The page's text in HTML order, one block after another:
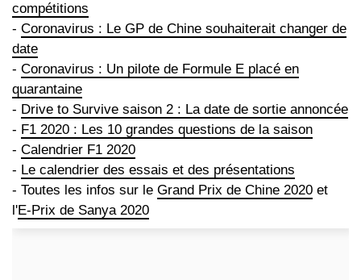
compétitions
- Coronavirus : Le GP de Chine souhaiterait changer de
date
- Coronavirus : Un pilote de Formule E placé en
quarantaine
- Drive to Survive saison 2 : La date de sortie annoncée
- F1 2020 : Les 10 grandes questions de la saison
- Calendrier F1 2020
- Le calendrier des essais et des présentations
- Toutes les infos sur le Grand Prix de Chine 2020 et
l'E-Prix de Sanya 2020